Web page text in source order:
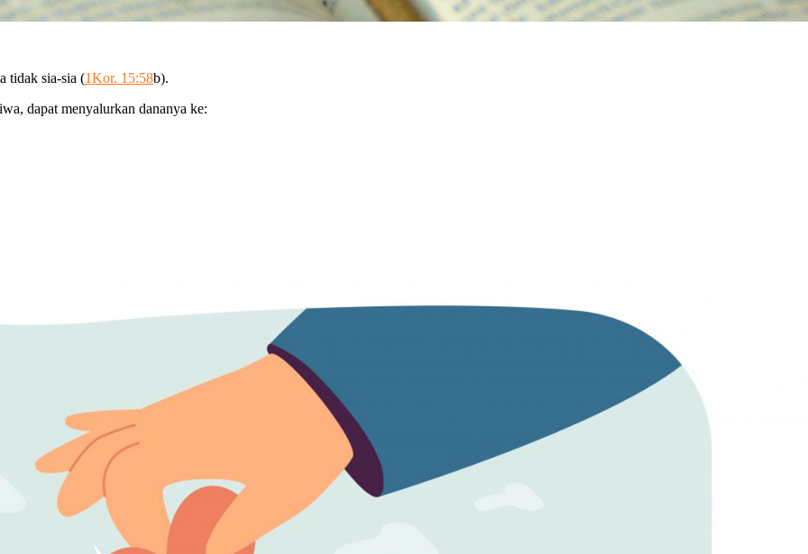
tidak sia-sia (1Kor. 15:58b).
dapat menyalurkan dananya ke: